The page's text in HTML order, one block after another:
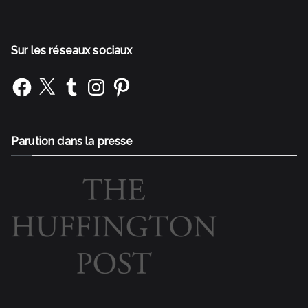
Sur les réseaux sociaux
Facebook
X TumblrInstagramPinterest
Parution dans la presse